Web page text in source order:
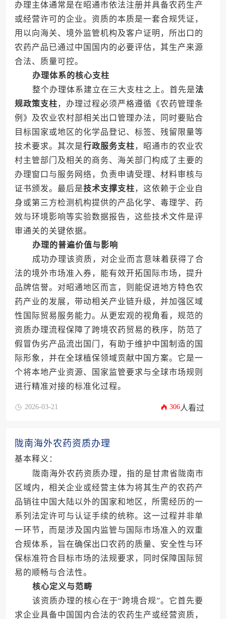
办理主体通常是在昭通市依法注册并具备农药生产
或经营许可的企业。资质的本质是一套合规凭证，
用以向海关、境外监管机构及客户证明，所出口的
农药产品已通过中国国内的必要评估，其生产来源
合法、质量可控。
办理体系的核心支柱
整个办理体系建立在三大支柱之上。首先是法
规政策支柱，办理过程必须严格遵循《农药管理条
例》及农业农村部相关出口管理办法，同时要贴合
目标国家或地区的化学品登记、标签、残留限量等
技术要求。其次是行政服务支柱，昭通市的农业农
村主管部门及相关的商务、海关部门构成了主要的
办理窗口与服务网络，负责申请受理、材料审核与
证书颁发。最后是技术支撑支柱，这依赖于企业自
身或第三方检测机构提供的产品化学、毒理学、药
效与环境影响等实验数据报告，这些技术文件是评
审通关的关键依据。
办理的普遍价值与影响
成功办理该资质，对企业而言意味着获得了合
法的境外市场准入券，能有效开拓国际市场，提升
品牌信誉。对昭通地区而言，则能促进地方特色农
药产业的发展，带动相关产业链升级，并加强区域
性国际贸易服务能力。从更宏观的视角看，规范的
资质办理流程保障了跨境农药贸易的秩序，防范了
假冒伪劣产品流出国门，有助于维护中国制造的国
际形象，并在全球植保领域贡献中国方案。它是一
个将本地产业资源、国家监管要求与全球市场规则
进行精准对接的标准化过程。
2026-03-21 306人看过
陇南海外农药资质办理
基本释义：
陇南海外农药资质办理，指的是甘肃省陇南市
区域内，相关企业或经营主体为将其生产的农药产
品销往中国大陆以外的国家和地区，所需经历的一
系列法定许可与认证手续的统称。这一过程并非单
一环节，而是涉及国内监管与国际市场准入的双重
合规体系，旨在确保出口农药的质量、安全性与环
保标准符合目标市场的法规要求，同时保障国际贸
易的顺畅与合法性。
核心定义与范畴
该资质办理的核心在于“跨境合规”。它首先要
求企业具备中国国内合法的农药生产或经营资质，